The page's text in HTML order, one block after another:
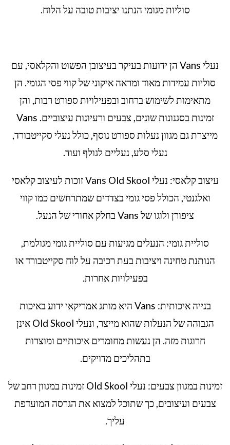
סוליות מגומי הנתנו יציבות טובה על הלוח.
נעלי Vans הן ידועות בעיקר בעיצובן הפשוט והקלאסי, עם
סוליות עמידות מאוד ומראה איקוני של קווי פסי הגומי. הן
מתאימות לשימוש ברחוב ובפעילויות ספורט רבות, והן
זמינות בסגנונות שונים, צבעים ורעיונות עיצוביים. Vans
מייצרת גם מגוון נעלות ספורט נוסף, כולל נעלי סקייטבורד,
נעלי סלע, נעליים לגולף ועוד.
עיצוב קלאסי: נעלי Vans Old Skool זוכות לעיצוב קלאסי
ואלגנטי, הכולל פסי גומי בצדדים שמתרחשים כמו קווי
ציפורן ולוגו של Vans בחלק אחורי של הנעל.
סוליית גומי: הנעלים מגיעות עם סוליית גומי מגולמת,
הנותנת טחינה ויציבות בעת רכיבה על לוח סקייטבורד או
בפעילויות אחרות.
בנייה איכותית: Vans היא מותג אמריקאי ידוע באיכות
הגבוהה של הנעלות שהוא מייצר, ונעלי Old Skool אינן
חרוגות מזה. הן נעשות מחומרים איכותיים ומוצרות
בתהליכים מדויקים.
זמינות במגוון צבעים: נעלי Old Skool זמינות במגוון רחב של
צבעים ועיצובים, כך שתוכל למצוא את הגרסה המועדפת
עליך.